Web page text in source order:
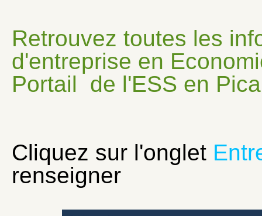
Retrouvez toutes les
d'entreprise en
Portail de l'ESS en
Cliquez sur l'onglet
renseigner